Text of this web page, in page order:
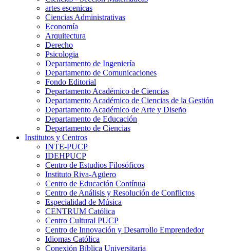
artes escenicas
Ciencias Administrativas
Economía
Arquitectura
Derecho
Psicologia
Departamento de Ingeniería
Departamento de Comunicaciones
Fondo Editorial
Departamento Académico de Ciencias
Departamento Académico de Ciencias de la Gestión
Departamento Académico de Arte y Diseño
Departamento de Educación
Departamento de Ciencias
Institutos y Centros
INTE-PUCP
IDEHPUCP
Centro de Estudios Filosóficos
Instituto Riva-Agüero
Centro de Educación Contínua
Centro de Análisis y Resolución de Conflictos
Especialidad de Música
CENTRUM Católica
Centro Cultural PUCP
Centro de Innovación y Desarrollo Emprendedor
Idiomas Católica
Conexión Bíblica Universitaria